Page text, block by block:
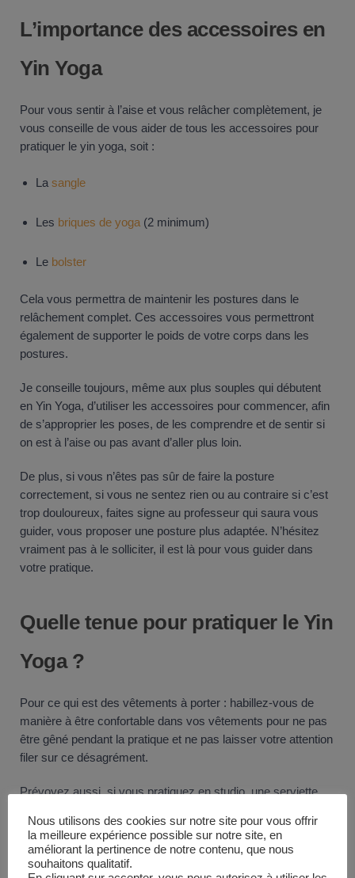
L’importance des accessoires en
Yin Yoga
Pour vous sentir à l’aise et vous relâcher complètement, je
vous conseille de vous aider de tous les accessoires pour
pratiquer le yin yoga, soit :
Lasangle
Les briques de yoga(2 minimum)
Le bolster
Cela vous permettra de maintenir les postures dans le
relâchement complet. Ces accessoires vous permettront
également de supporter le poids de votre corps dans les
postures.
Je conseille toujours, même aux plus souples qui débutent
en Yin Yoga, d’utiliser les accessoires pour commencer, afin
de s’approprier les poses, de les comprendre et de sentir si
on est à l’aise ou pas avant d’aller plus loin.
De plus, si vous n’êtes pas sûr de faire la posture
correctement, si vous ne sentez rien ou au contraire si c’est
trop douloureux, faites signe au professeur qui saura vous
guider, vous proposer une posture plus adaptée. N’hésitez
vraiment pas à le solliciter, il est là pour vous guider dans
votre pratique.
Quelle tenue pour pratiquer le Yin
Yoga ?
Pour ce qui est des vêtements à porter : habillez-vous de
manière à être confortable dans vos vêtements pour ne pas
être gêné pendant la pratique et ne pas laisser votre attention
filer sur ce désagrément.
Prévoyez aussi, si vous pratiquez en studio, une serviette
intense !) et une serviette pour couvrir le bolster.
Nous utilisons des cookies sur notre site pour vous offrir
la meilleure expérience possible sur notre site, en
améliorant la pertinence de notre contenu, que nous
souhaitons qualitatif.